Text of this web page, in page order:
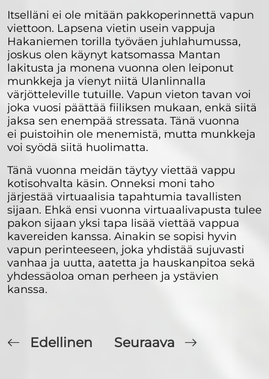
Itselläni ei ole mitään pakkoperinnettä vapun
viettoon. Lapsena vietin usein vappuja
Hakaniemen torilla työväen juhlahumussa,
joskus olen käynyt katsomassa Mantan
lakitusta ja monena vuonna olen leiponut
munkkeja ja vienyt niitä Ulanlinnalla
värjötteleville tutuille. Vapun vieton tavan voi
joka vuosi päättää fiiliksen mukaan, enkä siitä
jaksa sen enempää stressata. Tänä vuonna
ei puistoihin ole menemistä, mutta munkkeja
voi syödä siitä huolimatta.
Tänä vuonna meidän täytyy viettää vappu
kotisohvalta käsin. Onneksi moni taho
järjestää virtuaalisia tapahtumia tavallisten
sijaan. Ehkä ensi vuonna virtuaalivapusta tulee
pakon sijaan yksi tapa lisää viettää vappua
kavereiden kanssa. Ainakin se sopisi hyvin
vapun perinteeseen, joka yhdistää sujuvasti
vanhaa ja uutta, aatetta ja hauskanpitoa sekä
yhdessäoloa oman perheen ja ystävien
kanssa.
Edellinen Seuraava